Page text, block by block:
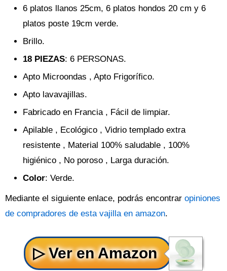
6 platos llanos 25cm, 6 platos hondos 20 cm y 6
platos poste 19cm verde.
Brillo.
18 PIEZAS: 6 PERSONAS.
Apto Microondas , Apto Frigorífico.
Apto lavavajillas.
Fabricado en Francia , Fácil de limpiar.
Apilable , Ecológico , Vidrio templado extra
resistente , Material 100% saludable , 100%
higiénico , No poroso , Larga duración.
Color: Verde.
Mediante el siguiente enlace, podrás encontrar opiniones
de compradores de esta vajilla en amazon.